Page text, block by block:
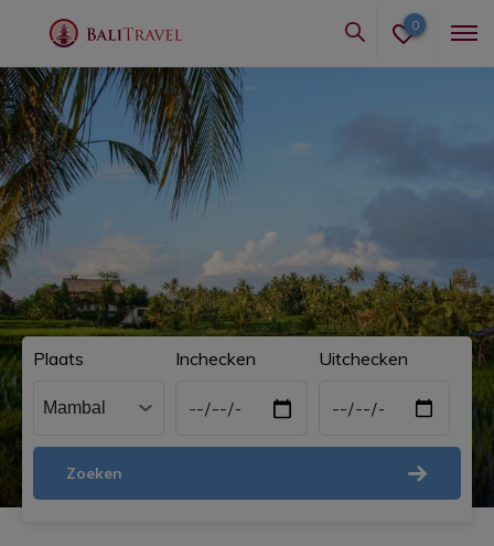
0
Plaats Inchecken Uitchecken
Zoeken